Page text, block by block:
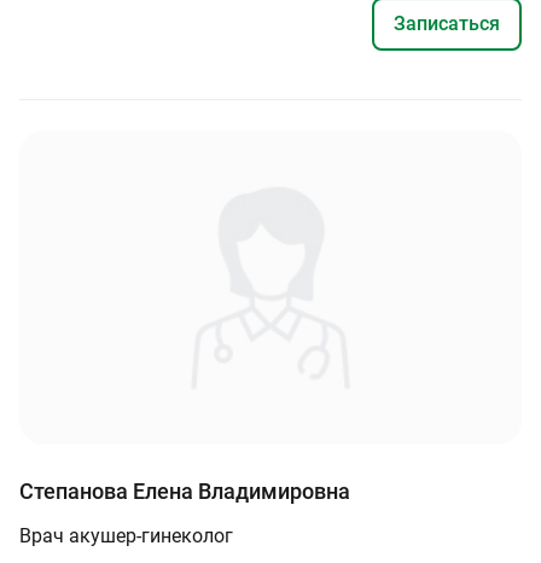
Записаться
Степанова Елена Владимировна
Врач акушер-гинеколог